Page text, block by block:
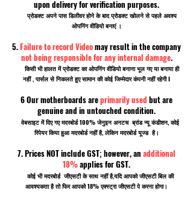
upon delivery for verification purposes.
प्रोडक्ट अपने पास डिलीवर होने के बाद प्रोडक्ट खोलने से पहले अवश्य
ओपनिंग वीडियो बनाएं ।
5.Failure to record Videomay result in the company
not being responsible for any internal damage.
किसी भी हालत में प्रोडक्ट का ओपनिंग वीडियो बनाना भूल गए या बनाया ही
नहीं , पार्सल से निकलते हुए सामान की कोई जिम्मेदार कंपनी नहीं रहेगी I
6 Our motherboards areprimarily used but are
genuine and in untouched condition.
वेबसाइट में दिए गए मदरबोर्ड 100% जेनुइन अनटच ब्रांड न्यू कंडीशन, कोई
रिपेयर किया हुआ मदरबोर्ड नहीं है, लेकिन मदरबोर्ड यूज्ड है।
7. Prices NOT include GST; however, an additional
18%applies for GST.
कोई भी मदरबोर्ड जीएसटी के साथ नहीं है,यदि आपको जीएसटी बिल की
आवश्यकता है तो फिर आपको 18% एक्स्ट्रा जीएसटी पे करना होगा।